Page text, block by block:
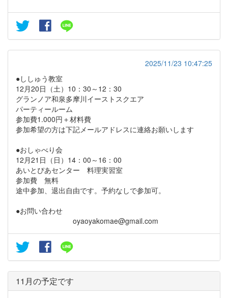
2025/11/23 10:47:25
●ししゅう教室
12月20日（土）10：30～12：30
グランノア和泉多摩川イーストスクエア
パーティールーム
参加費1.000円＋材料費
参加希望の方は下記メールアドレスに連絡お願いします
●おしゃべり会
12月21日（日）14：00～16：00
あいとぴあセンター 料理実習室
参加費 無料
途中参加、退出自由です。予約なしで参加可。
●お問い合わせ
oyaoyakomae@gmail.com
11月の予定です